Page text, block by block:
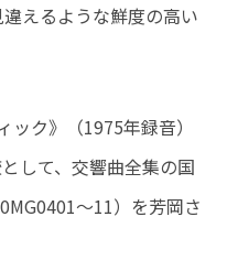
えるような鮮度の高い
ック》（1975年録音）
して、交響曲全集の国
～11）を芳岡さ